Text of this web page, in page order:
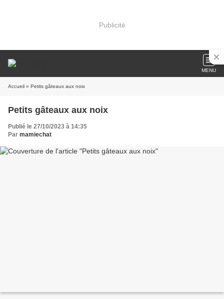
Publicité
MENU
Accueil » Petits gâteaux aux noix
Petits gâteaux aux noix
Publié le 27/10/2023 à 14:35
Par mamiechat